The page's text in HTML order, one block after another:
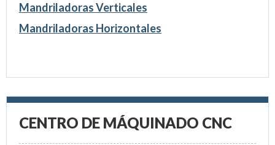
Mandriladoras Verticales
Mandriladoras Horizontales
CENTRO DE MÁQUINADO CNC